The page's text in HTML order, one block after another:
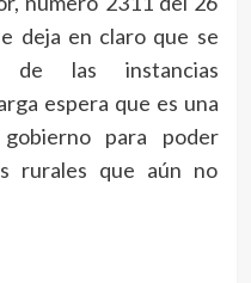
deja en claro que se
de las instancias
espera que es una
para poder
rurales que aún no